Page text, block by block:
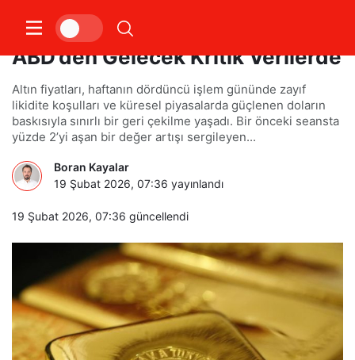
Altın Piyasasında Gözler
ABD’den Gelecek Kritik Verilerde
Altın fiyatları, haftanın dördüncü işlem gününde zayıf
likidite koşulları ve küresel piyasalarda güçlenen doların
baskısıyla sınırlı bir geri çekilme yaşadı. Bir önceki seansta
yüzde 2’yi aşan bir değer artışı sergileyen...
Boran Kayalar
19 Şubat 2026, 07:36 yayınlandı
19 Şubat 2026, 07:36 güncellendi